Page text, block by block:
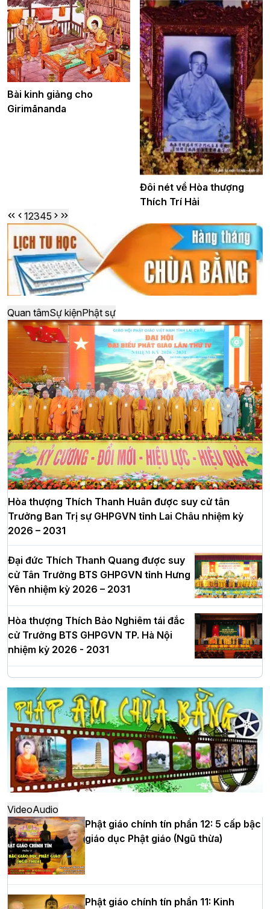
Bài kinh giảng cho
Girimānanda
Đôi nét về Hòa thượng
Thích Trí Hải
12345
Quan tâmSự kiệnPhật sự
Hòa thượng Thích Thanh Huân được suy cử tân
Trưởng Ban Trị sự GHPGVN tỉnh Lai Châu nhiệm kỳ
2026 – 2031
Đại đức Thích Thanh Quang được suy
cử Tân Trưởng BTS GHPGVN tỉnh Hưng
Yên nhiệm kỳ 2026 – 2031
Hòa thượng Thích Bảo Nghiêm tái đắc
cử Trưởng BTS GHPGVN TP. Hà Nội
nhiệm kỳ 2026 - 2031
Hà Nội: Long trọng lễ khởi công xây
dựng Trung tâm văn hóa Phật giáo Thủ
đô
Hà Nội: Ngày tu học cuối cùng khép lại
khóa sinh hoạt Phật pháp mùa hè lần
thứ XIV tại chùa Bằng
Học yêu thương trong ngày tu tập thứ
tư của Khóa sinh hoạt Phật pháp mùa
hè tại chùa Bằng
VideoAudio
Phật giáo chính tín phần 12: 5 cấp bậc
giáo dục Phật giáo (Ngũ thừa)
Phật giáo chính tín phần 11: Kinh